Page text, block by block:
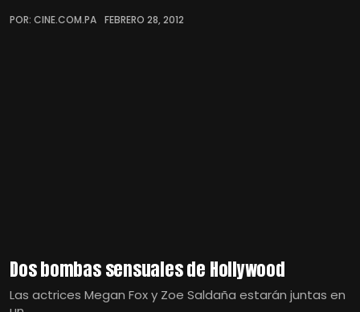
POR: CINE.COM.PA FEBRERO 28, 2012
Dos bombas sensuales de Hollywood
Las actrices Megan Fox y Zoe Saldaña estarán juntas en